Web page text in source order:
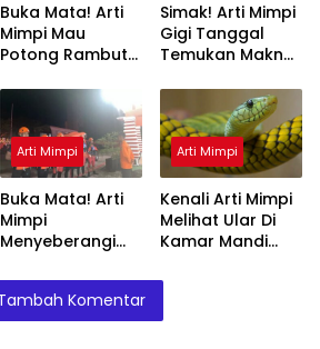
Buka Mata! Arti
Mimpi Mau
Potong Rambut
Ini Penjelasannya
Simak! Arti Mimpi
Gigi Tanggal
Temukan Makna
Arti Mimpi
Buka Mata! Arti
Mimpi
Menyeberangi
Teman Ternyata
Ini Artinya
Menurut Pakar
Arti Mimpi
Kenali Arti Mimpi
Melihat Ular Di
Kamar Mandi
Ini Penjelasannya
Komentar